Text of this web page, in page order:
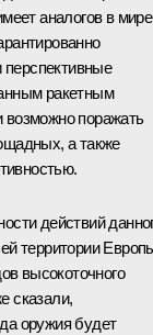
аналогов в
ракетным
возможно поражать
а также
действий
территории
высокоточного
сказали,
оружия будет